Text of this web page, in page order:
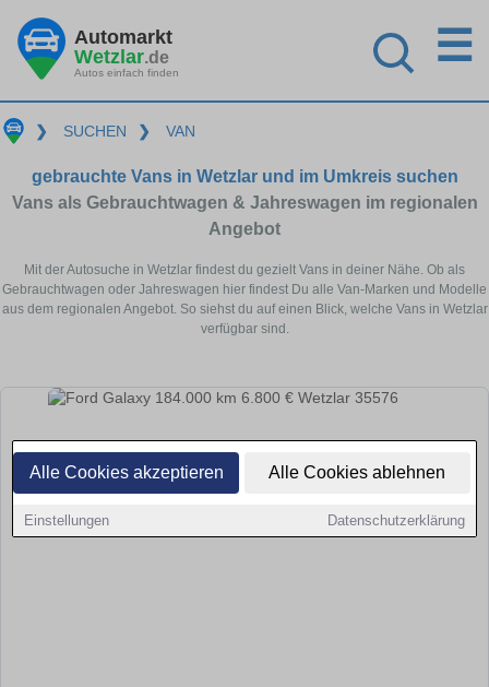
Alle Cookies akzeptieren Alle Cookies ablehnen
Einstellungen Datenschutzerklärung
Automarkt
Wetzlar.de
Autos einfach finden
☰
❯ SUCHEN ❯ VAN
gebrauchte Vans in Wetzlar und im Umkreis suchen
Vans als Gebrauchtwagen & Jahreswagen im regionalen
Angebot
Mit der Autosuche in Wetzlar findest du gezielt Vans in deiner Nähe. Ob als
Gebrauchtwagen oder Jahreswagen hier findest Du alle Van-Marken und Modelle
aus dem regionalen Angebot. So siehst du auf einen Blick, welche Vans in Wetzlar
verfügbar sind.